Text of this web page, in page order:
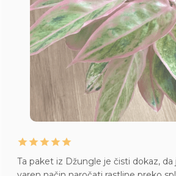
Ta paket iz Džungle je čisti dokaz,